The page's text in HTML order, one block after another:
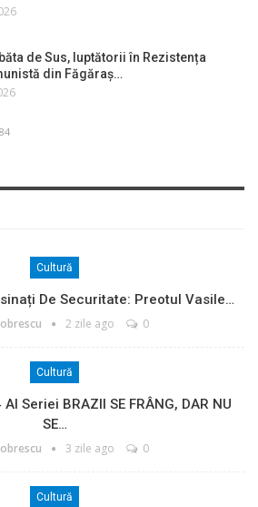
de Sus, luptătorii în Rezistența
din Făgăraș…
Cultură
De Securitate: Preotul Vasile…
2 zile ago 0
Cultură
Seriei BRAZII SE FRÂNG, DAR NU
SE…
3 zile ago 0
Cultură